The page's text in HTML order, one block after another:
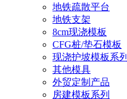
地铁疏散平台
地铁支架
8cm现浇模板
CFG桩/垫石模板
现浇护坡模板系列
其他模具
外贸定制产品
房建模板系列